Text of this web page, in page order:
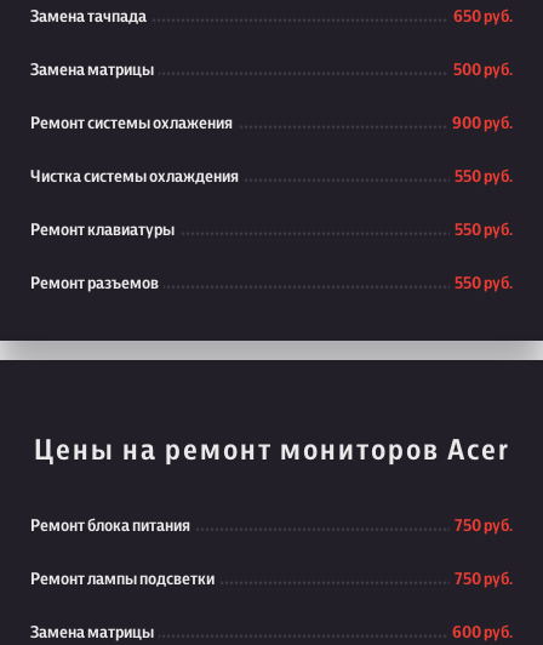
Замена тачпада 650 руб.
Замена матрицы 500 руб.
Ремонт системы охлажения 900 руб.
Чистка системы охлаждения 550 руб.
Ремонт клавиатуры 550 руб.
Ремонт разъемов 550 руб.
Цены на ремонт мониторов Acer
Ремонт блока питания 750 руб.
Ремонт лампы подсветки 750 руб.
Замена матрицы 600 руб.